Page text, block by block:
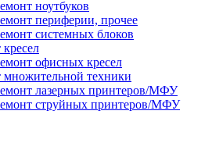
ноутбуков
периферии, прочее
системных блоков
офисных кресел
множительной техники
лазерных принтеров/МФУ
струйных принтеров/МФУ